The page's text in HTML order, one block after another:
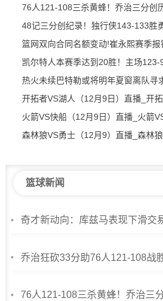
76人121-108三杀黄蜂！乔治三分创
48记三分创纪录！独行侠143-133胜
篮网双向合同名额变动!崔永熙赛季报
凯尔特人本赛季达到20胜！主场123-
热火未续巴特勒或将明年夏窗离队寻
开拓者VS湖人（12月9日）直播_开
火箭VS快船（12月9日）直播_火箭
森林狼VS勇士（12月9）直播_森林
篮球新闻
奇才新动向：库兹马表现下滑交
乔治狂砍33分助76人121-108战
76人121-108三杀黄蜂！乔治三